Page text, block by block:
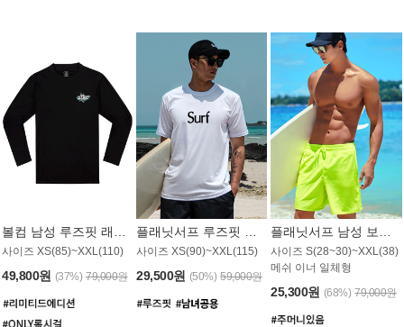
사이즈 XS(85)~XXL(110)
49,800원 (37%) 79,000원
사이즈 XS(90)~XXL(115)
29,500원 (50%) 59,000원
사이즈 S(28~30)~XXL(38)
메쉬 이너 일체형
25,300원 (68%) 79,000원